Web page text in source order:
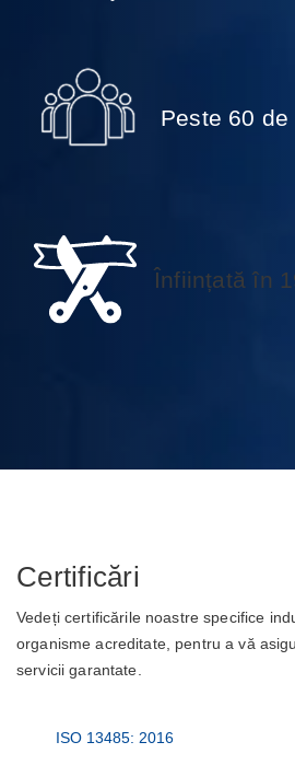
Peste 60
Înființată în
Certificări
Vedeți certificările noastre specifice
organisme acreditate, pentru a vă
servicii garantate.
ISO 13485: 2016